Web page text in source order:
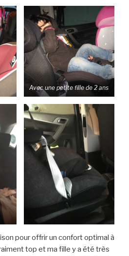
Avec une petite fille de 2 ans
pour offrir un confort optimal à
top et ma fille y a été très